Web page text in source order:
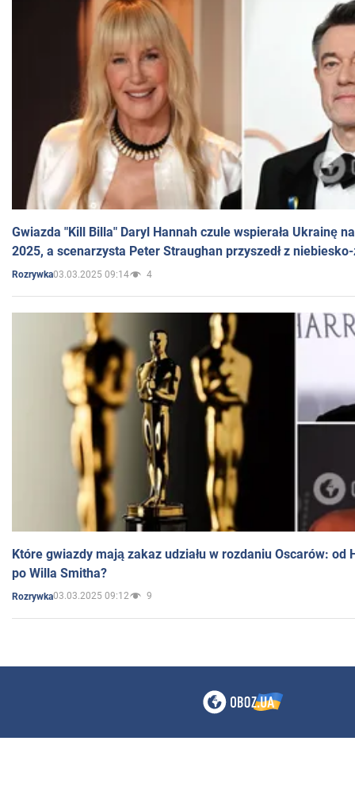
Gwiazda "Kill Billa" Daryl Hannah czule wspierała Ukrainę
2025, a scenarzysta Peter Straughan przyszedł z
Rozrywka03.03.2025 09:14 4
Które gwiazdy mają zakaz udziału w rozdaniu Oscarów: od
po Willa Smitha?
Rozrywka03.03.2025 09:12 9